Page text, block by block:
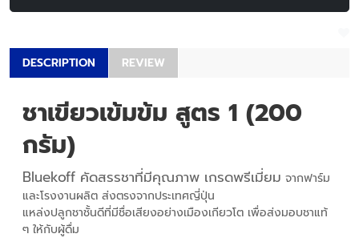
DESCRIPTION REVIEW
ชาเขียวเข้มข้ม สูตร 1 (200
กรัม)
Bluekoff คัดสรรชาที่มีคุณภาพ เกรดพรีเมี่ยม จากฟาร์ม
และโรงงานผลิต ส่งตรงจากประเทศญี่ปุ่น
แหล่งปลูกชาชั้นดีที่มีชื่อเสียงอย่างเมืองเกียวโต เพื่อส่งมอบชาแท้
ๆ ให้กับผู้ดื่ม